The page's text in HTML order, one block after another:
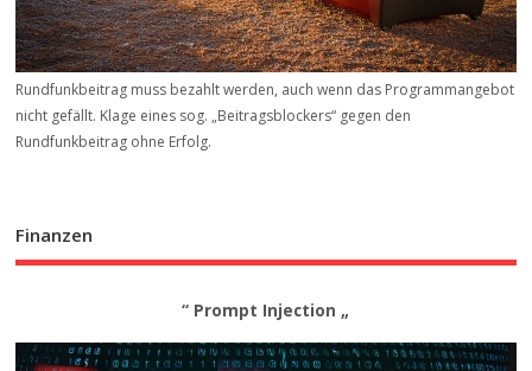
Rundfunkbeitrag muss bezahlt werden, auch wenn das Programmangebot
nicht gefällt. Klage eines sog. „Beitrags­blockers“ gegen den
Rundfunkbeitrag ohne Erfolg.
Finanzen
“ Prompt Injection „